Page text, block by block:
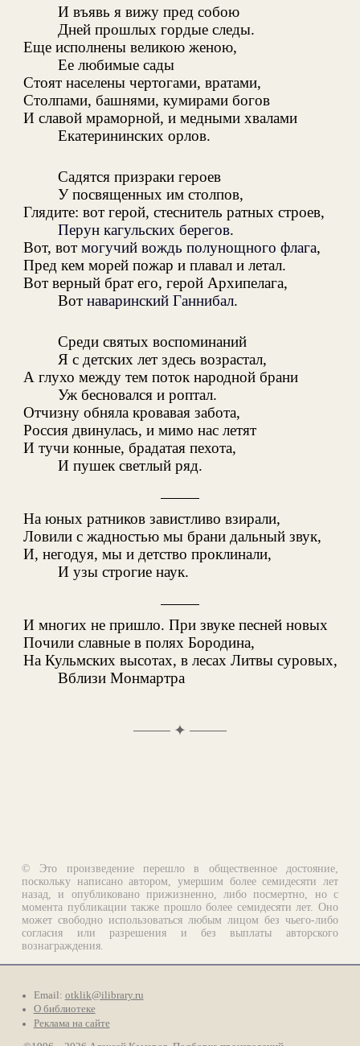
И въявь я вижу пред собою
Дней прошлых гордые следы.
Еще исполнены великою женою,
Ее любимые сады
Стоят населены чертогами, вратами,
Столпами, башнями, кумирами богов
И славой мраморной, и медными хвалами
Екатерининских орлов.
Садятся призраки героев
У посвященных им столпов,
Глядите: вот герой, стеснитель ратных строев,
Перун кагульских берегов.
Вот, вот могучий вождь полунощного флага,
Пред кем морей пожар и плавал и летал.
Вот верный брат его, герой Архипелага,
Вот наваринский Ганнибал.
Среди святых воспоминаний
Я с детских лет здесь возрастал,
А глухо между тем поток народной брани
Уж бесновался и роптал.
Отчизну обняла кровавая забота,
Россия двинулась, и мимо нас летят
И тучи конные, брадатая пехота,
И пушек светлый ряд.
На юных ратников завистливо взирали,
Ловили с жадностью мы брани дальный звук,
И, негодуя, мы и детство проклинали,
И узы строгие наук.
И многих не пришло. При звуке песней новых
Почили славные в полях Бородина,
На Кульмских высотах, в лесах Литвы суровых,
Вблизи Монмартра
✦
© Это произведение перешло в общественное достояние,
поскольку написано автором, умершим более семидесяти лет
назад, и опубликовано прижизненно, либо посмертно, но с
момента публикации также прошло более семидесяти лет. Оно
может свободно использоваться любым лицом без чьего-либо
согласия или разрешения и без выплаты авторского
вознаграждения.
Email: otklik@ilibrary.ru
О библиотеке
Реклама на сайте